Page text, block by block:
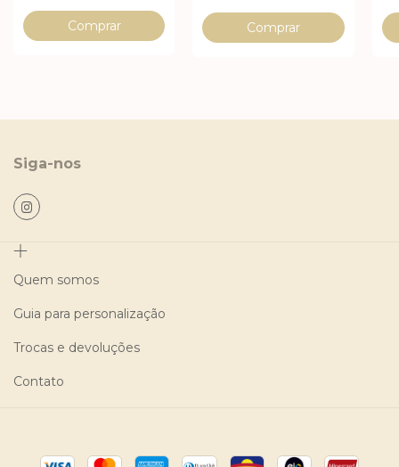
Comprar Comprar
Siga-nos
Quem somos
Guia para personalização
Trocas e devoluções
Contato